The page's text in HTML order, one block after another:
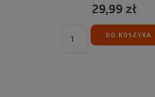
29,99 zł
DO KOSZYKA